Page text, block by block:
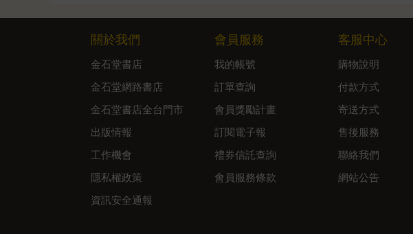
關於我們
金石堂書店
金石堂網路書店
金石堂書店全台門市
出版情報
工作機會
隱私權政策
資訊安全通報
會員服務
我的帳號
訂單查詢
會員獎勵計畫
訂閱電子報
禮券信託查詢
會員服務條款
客服中心
購物說明
付款方式
寄送方式
售後服務
聯絡我們
網站公告